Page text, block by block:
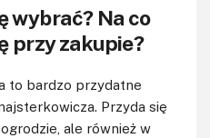
wybrać? Na co
przy zakupie?
to bardzo przydatne
Przyda się
ale również w